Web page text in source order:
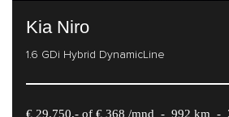
Kia Niro
1.6 GDi Hybrid DynamicLine
€ 29.750,- of € 368 /mnd - 992 km -